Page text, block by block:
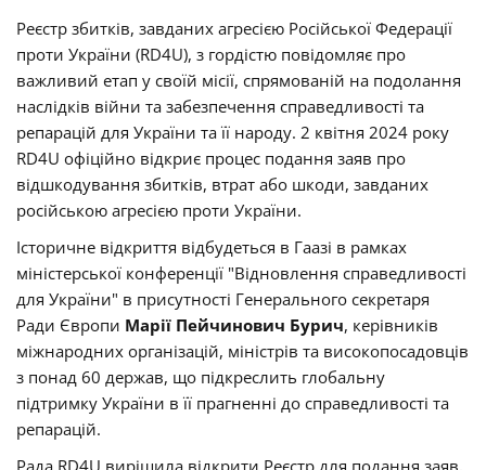
Реєстр збитків, завданих агресією Російської Федерації
проти України (RD4U), з гордістю повідомляє про
важливий етап у своїй місії, спрямованій на подолання
наслідків війни та забезпечення справедливості та
репарацій для України та її народу. 2 квітня 2024 року
RD4U офіційно відкриє процес подання заяв про
відшкодування збитків, втрат або шкоди, завданих
російською агресією проти України.
Історичне відкриття відбудеться в Гаазі в рамках
міністерської конференції "Відновлення справедливості
для України" в присутності Генерального секретаря
Ради Європи Марії Пейчинович Бурич, керівників
міжнародних організацій, міністрів та високопосадовців
з понад 60 держав, що підкреслить глобальну
підтримку України в її прагненні до справедливості та
репарацій.